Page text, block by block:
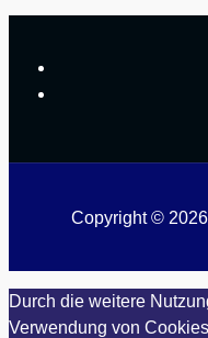
Copyright ©
Durch die weitere
Verwendung von